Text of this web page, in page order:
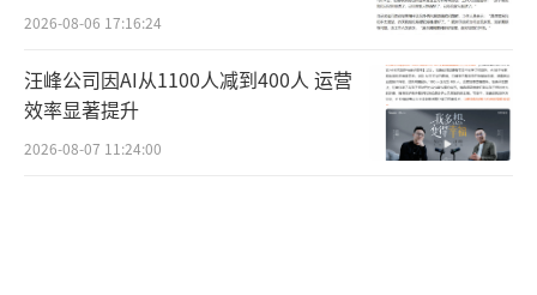
2026-08-06 17:16:24
汪峰公司因AI从1100人减到400人 运营
效率显著提升
2026-08-07 11:24:00